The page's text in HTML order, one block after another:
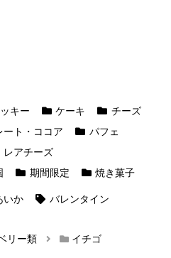
キー ケーキ
チーズ
ート・ココア
パフェ
レアチーズ
期間限定 焼き菓子
いか バレンタイン
リー類 イチゴ